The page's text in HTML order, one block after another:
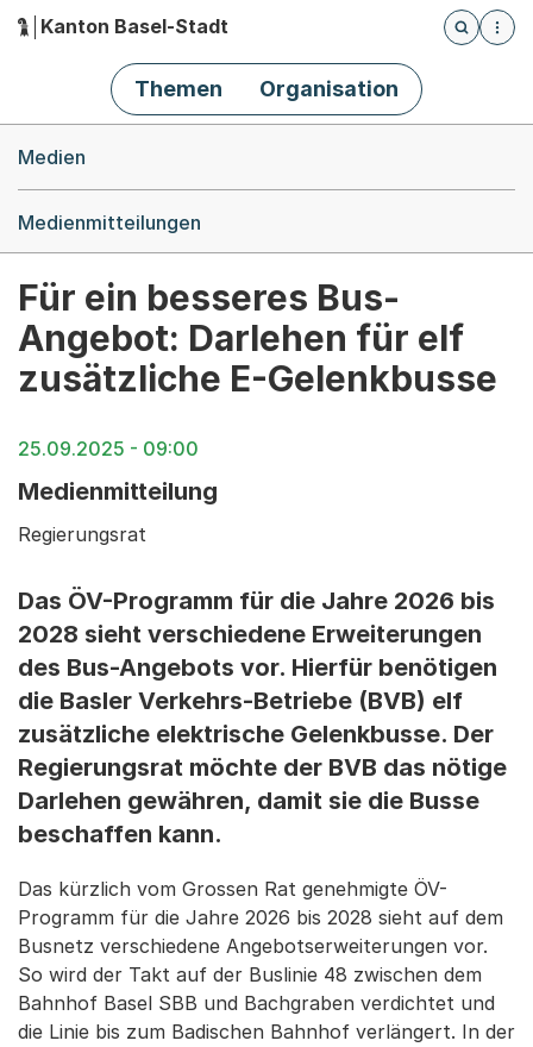
Hauptnavigation
Kanton Basel-Stadt
Öffnet
Themen Organisation
Medien
Medienmitteilungen
Für ein besseres Bus-
Angebot: Darlehen für elf
zusätzliche E-Gelenkbusse
25.09.2025 - 09:00
Medienmitteilung
Regierungsrat
Das ÖV-Programm für die Jahre 2026 bis
2028 sieht verschiedene Erweiterungen
des Bus-Angebots vor. Hierfür benötigen
die Basler Verkehrs-Betriebe (BVB) elf
zusätzliche elektrische Gelenkbusse. Der
Regierungsrat möchte der BVB das nötige
Darlehen gewähren, damit sie die Busse
beschaffen kann.
Das kürzlich vom Grossen Rat genehmigte ÖV-
Programm für die Jahre 2026 bis 2028 sieht auf dem
Busnetz verschiedene Angebotserweiterungen vor.
So wird der Takt auf der Buslinie 48 zwischen dem
Bahnhof Basel SBB und Bachgraben verdichtet und
die Linie bis zum Badischen Bahnhof verlängert. In der